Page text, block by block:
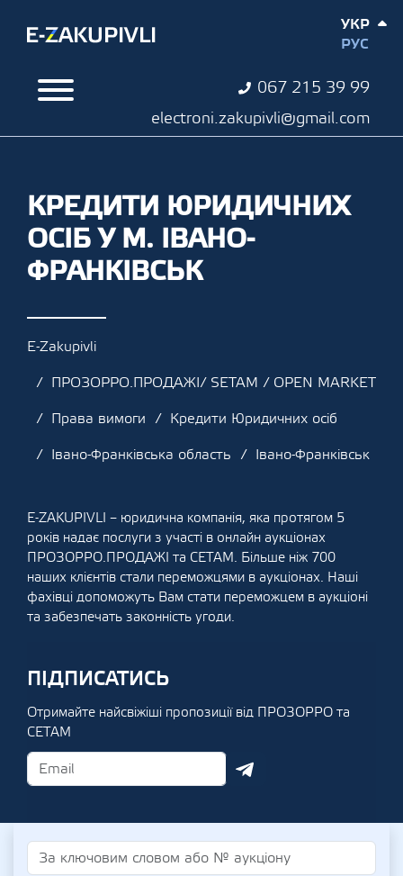
067 215 39 99
electroni.zakupivli@gmail.com
УКР
РУС
КРЕДИТИ ЮРИДИЧНИХ
ОСІБ У М. ІВАНО-
ФРАНКІВСЬК
E-Zakupivli
ПРОЗОРРО.ПРОДАЖІ/ SETAM / OPEN MARKET
Права вимоги
Кредити Юридичних осіб
Івано-Франківська область
Івано-Франківськ
E-ZAKUPIVLI – юридична компанія, яка протягом 5
років надає послуги з участі в онлайн аукціонах
ПРОЗОРРО.ПРОДАЖІ та СЕТАМ. Більше ніж 700
наших клієнтів стали переможцями в аукціонах. Наші
фахівці допоможуть Вам стати переможцем в аукціоні
та забезпечать законність угоди.
ПІДПИСАТИСЬ
Отримайте найсвіжіші пропозиції від ПРОЗОРРО та
СЕТАМ